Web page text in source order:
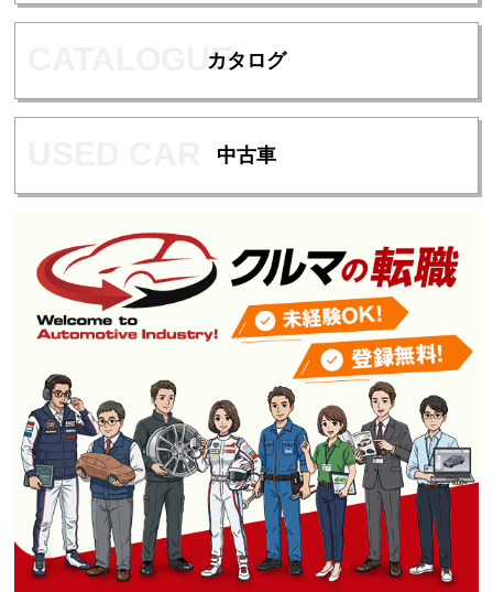
カタログ
中古車